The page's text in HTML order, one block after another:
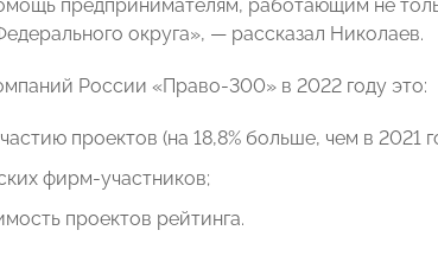
предпринимателям, работающим не
округа», — рассказал Николаев.
России «Право-300» в 2022 году это:
проектов (на 18,8% больше, чем в 2021
фирм-участников;
проектов рейтинга.